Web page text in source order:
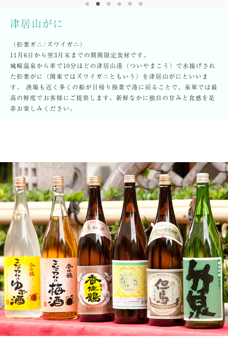
津居山がに
（松葉ガニ/ズワイガニ）
11月6日から翌3月末までの期間限定食材です。
城崎温泉から車で10分ほどの津居山港（ついやまこう）で水揚げされ
た松葉がに（関東ではズワイガニともいう）を津居山がにといいま
す。 漁場も近く多くの船が日帰り操業で港に戻ることで、泉翠では最
高の鮮度でお客様にご提供します。新鮮なかに独自の甘みと食感を是
非お楽しみください。